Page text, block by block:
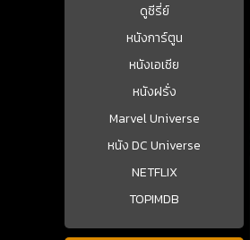
ดูซีรี่ย์
หนังการ์ตูน
หนังเอเชีย
หนังฝรั่ง
Marvel Universe
หนัง DC Universe
NETFLIX
TOPIMDB